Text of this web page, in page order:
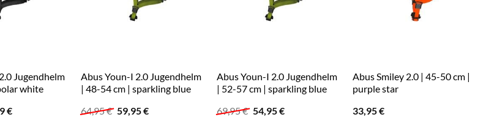
Jugendhelm
white
€Aktueller
Abus Youn-I 2.0 Jugendhelm
| 48-54 cm | sparkling blue
64,95€ Ursprünglicher
Preis
59,95€Aktueller
Abus Youn-I 2.0 Jugendhelm
| 52-57 cm | sparkling blue
69,95€ Ursprünglicher
Preis
54,95€Aktueller
Abus Smiley 2.0 | 45-50 cm |
purple star
33,95€